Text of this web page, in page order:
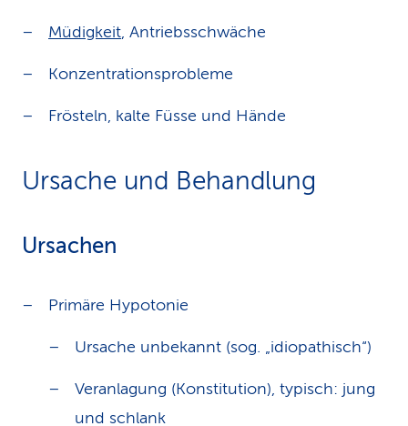
Müdigkeit, Antriebsschwäche
Konzentrationsprobleme
Frösteln, kalte Füsse und Hände
Ursache und Behandlung
Ursachen
Primäre Hypotonie
Ursache unbekannt (sog. „idiopathisch“)
Veranlagung (Konstitution), typisch: jung
und schlank